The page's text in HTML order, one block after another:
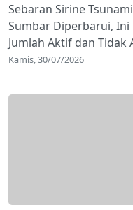
Sebaran Sirine
Sumbar Diperbarui, Ini
Jumlah Aktif dan Tidak
Kamis, 30/07/2026